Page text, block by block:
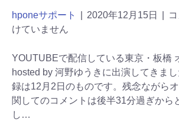
hponeサポート 2020年12月15日
けていません
YOUTUBEで配信している東京・板橋
hosted by 河野ゆうきに出演してきま
録は12月2日のものです。残念ながら
関してのコメントは後半31分過ぎから
し…